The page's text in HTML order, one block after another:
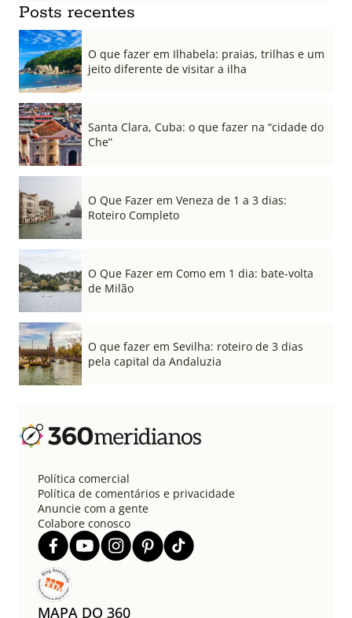
Posts recentes
O que fazer em Ilhabela: praias, trilhas e um
jeito diferente de visitar a ilha
Santa Clara, Cuba: o que fazer na “cidade do
Che”
O Que Fazer em Veneza de 1 a 3 dias:
Roteiro Completo
O Que Fazer em Como em 1 dia: bate-volta
de Milão
O que fazer em Sevilha: roteiro de 3 dias
pela capital da Andaluzia
Política comercial
Política de comentários e privacidade
Anuncie com a gente
Colabore conosco
MAPA DO 360